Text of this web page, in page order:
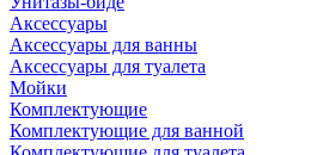
Аксессуары
Аксессуары для ванны
Аксессуары для туалета
Мойки
Комплектующие
Комплектующие для ванной